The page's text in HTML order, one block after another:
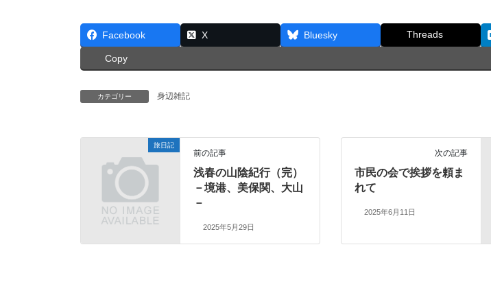
Facebook X Bluesky Threads
Copy
カテゴリー 身辺雑記
旅日記
前の記事
浅春の山陰紀行（完）
－境港、美保関、大山
－
2025年5月29日
次の記事
市民の会で挨拶を頼ま
れて
2025年6月11日